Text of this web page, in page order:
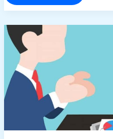
DANS
LA
PIERVAL
SANTÉ